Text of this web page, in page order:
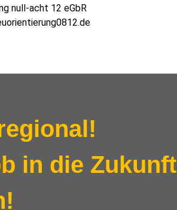
null-acht 12 eGbR
in die Zukunft